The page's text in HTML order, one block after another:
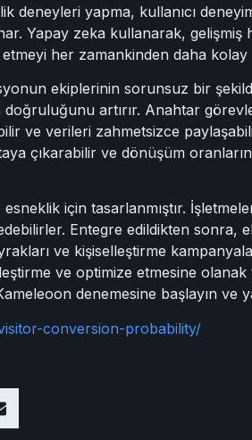
deneyleri yapma, kullanıcı
Yapay zeka kullanarak, gelişmiş
her zamankinden daha kolay
ekiplerinin sorunsuz bir
doğruluğunu artırır. Anahtar
ve verileri zahmetsizce
çıkarabilir ve dönüşüm
için tasarlanmıştır.
Entegre edildikten sonra,
ve kişiselleştirme
ve optimize etmesine
denemesine başlayın ve
conversion-probability/